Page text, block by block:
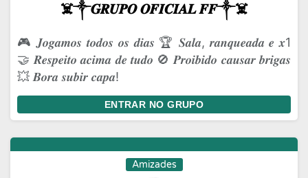
☠️༒𝑮𝑹𝑼𝑷𝑶 𝑶𝑭𝑰𝑪𝑰𝑨𝑳 𝑭𝑭༒☠️
🎮 𝑱𝒐𝒈𝒂𝒎𝒐𝒔 𝒕𝒐𝒅𝒐𝒔 𝒐𝒔 𝒅𝒊𝒂𝒔 🏆 𝑺𝒂𝒍𝒂, 𝒓𝒂𝒏𝒒𝒖𝒆𝒂𝒅𝒂 𝒆 𝒙1
🤝 𝑹𝒆𝒔𝒑𝒆𝒊𝒕𝒐 𝒂𝒄𝒊𝒎𝒂 𝒅𝒆 𝒕𝒖𝒅𝒐 🚫 𝑷𝒓𝒐𝒊𝒃𝒊𝒅𝒐 𝒄𝒂𝒖𝒔𝒂𝒓 𝒃𝒓𝒊𝒈𝒂𝒔
💥 𝑩𝒐𝒓𝒂 𝒔𝒖𝒃𝒊𝒓 𝒄𝒂𝒑𝒂!
ENTRAR NO GRUPO
Amizades